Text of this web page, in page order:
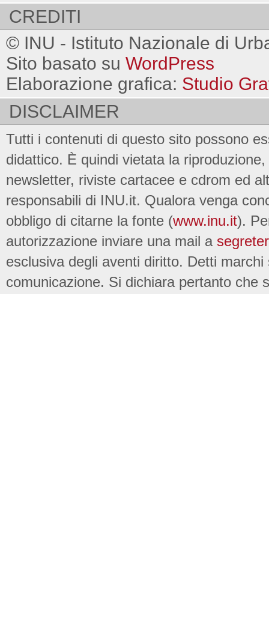
CREDITI
© INU - Istituto Nazionale di
Sito basato su WordPress
Elaborazione grafica: Studio
DISCLAIMER
Tutti i contenuti di questo sito possono
didattico. È quindi vietata la
newsletter, riviste cartacee e cdrom ed
responsabili di INU.it. Qualora venga
obbligo di citarne la fonte (www.inu.it).
autorizzazione inviare una mail a
esclusiva degli aventi diritto. Detti
comunicazione. Si dichiara pertanto che